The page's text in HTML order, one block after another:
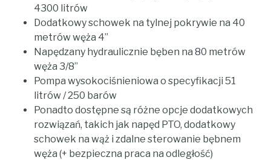
4300 litrów
Dodatkowy schowek na tylnej pokrywie na 40
metrów węża 4”
Napędzany hydraulicznie bęben na 80 metrów
węża 3/8”
Pompa wysokociśnieniowa o specyfikacji 51
litrów / 250 barów
Ponadto dostępne są różne opcje dodatkowych
rozwiązań, takich jak napęd PTO, dodatkowy
schowek na wąż i zdalne sterowanie bębnem
węża (+ bezpieczna praca na odległość)